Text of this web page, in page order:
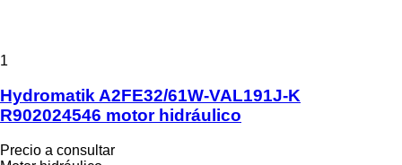
1
Hydromatik A2FE32/61W-VAL191J-K
R902024546 motor hidráulico
Precio a consultar